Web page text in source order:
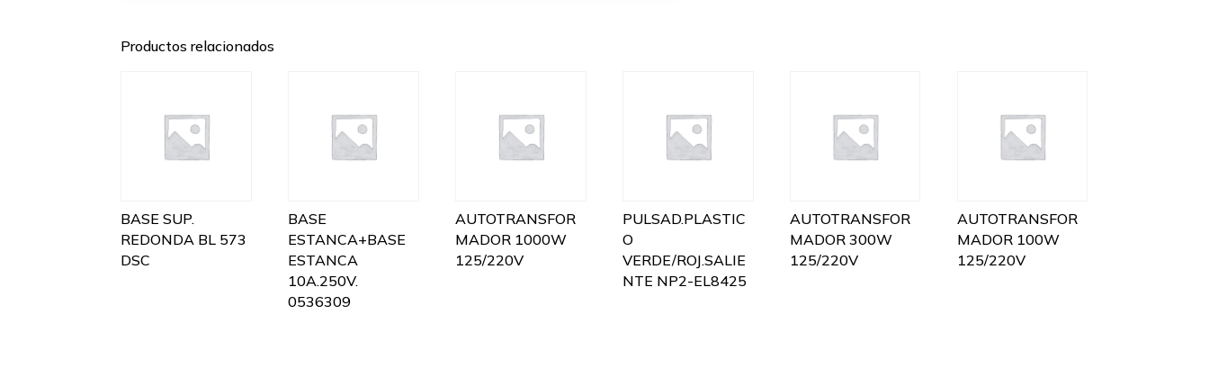
Productos relacionados
BASE SUP.
REDONDA BL 573
DSC
BASE
ESTANCA+BASE
ESTANCA
10A.250V.
0536309
AUTOTRANSFOR
MADOR 1000W
125/220V
PULSAD.PLASTIC
O
VERDE/ROJ.SALIE
NTE NP2-EL8425
AUTOTRANSFOR
MADOR 300W
125/220V
AUTOTRANSFOR
MADOR 100W
125/220V